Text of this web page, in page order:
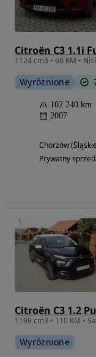
Citroën C3 1.1i
1124 cm3 • 60 KM •
Wyróżnione
102 240 km
2007
Chorzów
Prywatny
Citroën C3 1.2
1199 cm3 • 110 KM •
Wyróżnione